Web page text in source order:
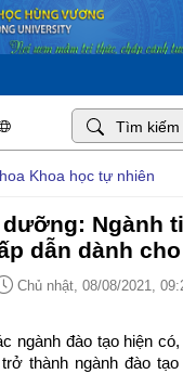
Khoa học tự nhiên
Ngành
dẫn dành
Chủ nhật, 08/08/2021,
ngành đào tạo hiện
thành ngành đào